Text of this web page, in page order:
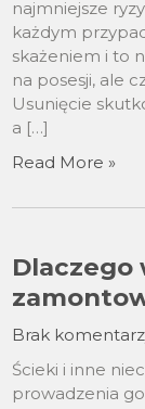
najmniejsze
każdym
skażeniem i to
na posesji, ale
Usunięcie
a […]
Read More »
Dlaczego
Brak
Ścieki i inne
prowadzenia